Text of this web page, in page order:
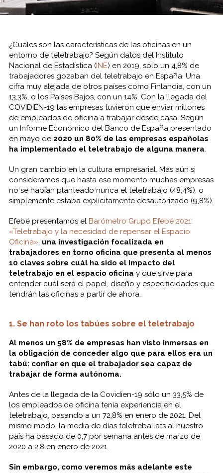
¿Cuáles son las características de las oficinas en un
entorno de teletrabajo? Según datos del Instituto
Nacional de Estadística (INE) en 2019, sólo un 4,8% de
trabajadores gozaban del teletrabajo en España. Una
cifra muy alejada de otros países como Finlandia, con un
13,3%, o los Países Bajos, con un 14%. Con la llegada del
COVIDIEN-19 las empresas tuvieron que enviar millones
de empleados de oficina a trabajar desde casa. Según
un Informe Económico del Banco de España presentado
en mayo de 2020 un 80% de las empresas españolas
ha implementado el teletrabajo de alguna manera.
Un gran cambio en la cultura empresarial. Más aún si
consideramos que hasta ese momento muchas empresas
no se habían planteado nunca el teletrabajo (48,4%), o
simplemente estaba explícitamente desautorizado (9,8%).
Efebé presentamos el Barómetro Grupo Efebé 2021:
«Teletrabajo y la necesidad de repensar el Espacio
Oficina», una investigación focalizada en
trabajadores en torno oficina que presenta al menos
10 claves sobre cuál ha sido el impacto del
teletrabajo en el espacio oficina y que sirve para
entender cuál será el papel, diseño y especificidades que
tendrán las oficinas a partir de ahora.
1. Se han roto los tabúes sobre el teletrabajo
Al menos un 58% de empresas han visto inmersas en
la obligación de conceder algo que para ellos era un
tabú: confiar en que el trabajador sea capaz de
trabajar de forma autónoma.
Antes de la llegada de la Covidien-19 sólo un 33,5% de
los empleados de oficina tenía experiencia en el
teletrabajo, pasando a un 72,8% en enero de 2021. Del
mismo modo, la media de días teletreballats al nuestro
país ha pasado de 0,7 por semana antes de marzo de
2020 a 2,8 en enero de 2021.
Sin embargo, como veremos más adelante este